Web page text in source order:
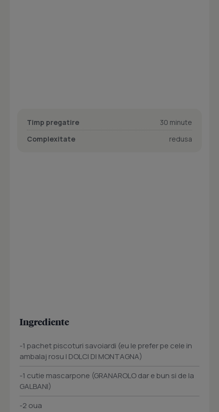
Timp pregatire
30 minute
Complexitate
redusa
Ingrediente
-1 pachet piscoturi savoiardi (eu le prefer pe cele in
ambalaj rosu I DOLCI DI MONTAGNA)
-1 cutie mascarpone (GRANAROLO dar e bun si de la
GALBANI)
-2 oua